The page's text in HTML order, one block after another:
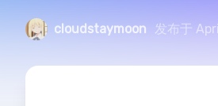
cloudstaymoon 发布于